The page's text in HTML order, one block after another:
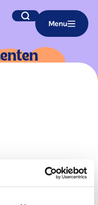
Zoek Menu
Ik wil drummen. Na het